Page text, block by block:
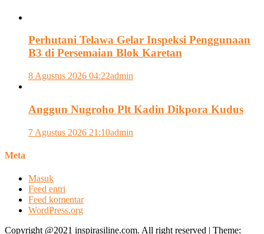
Perhutani Telawa Gelar Inspeksi Penggunaan
B3 di Persemaian Blok Karetan
8 Agustus 2026 04:22admin
Anggun Nugroho Plt Kadin Dikpora Kudus
7 Agustus 2026 21:10admin
Meta
Masuk
Feed entri
Feed komentar
WordPress.org
Copyright @2021 inspirasiline.com. All right reserved | Theme: